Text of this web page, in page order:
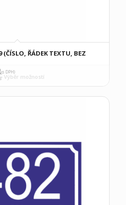
(ČÍSLO, ŘÁDEK TEXTU, BEZ
s DPH)
Výběr možností